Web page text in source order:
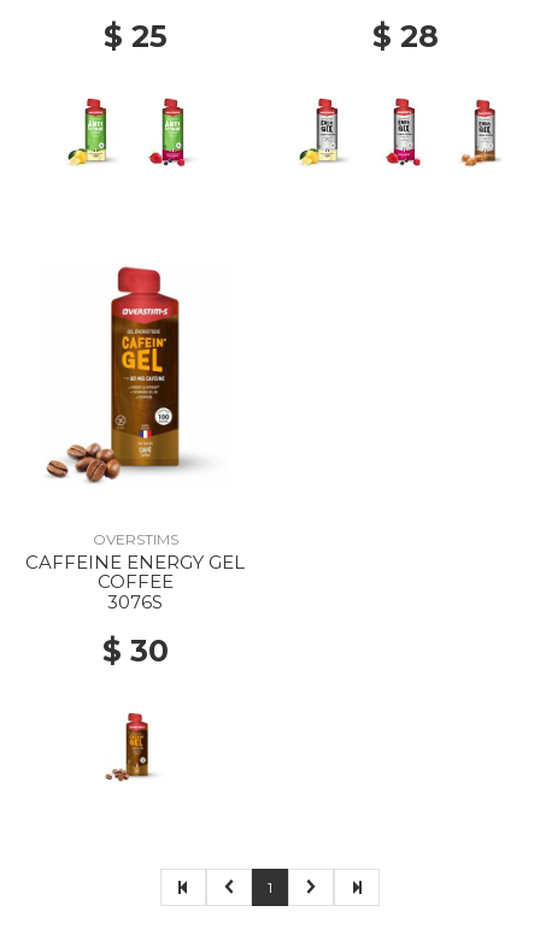
$ 25 $ 28
OVERSTIMS
CAFFEINE ENERGY GEL
COFFEE
3076S
$ 30
1